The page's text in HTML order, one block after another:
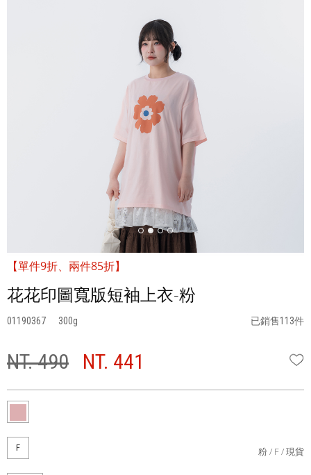
【單件9折、兩件85折】
花花印圖寬版短袖上衣-粉
01190367 300 已銷售113件
NT. 490 NT. 441
F 粉 F 現貨